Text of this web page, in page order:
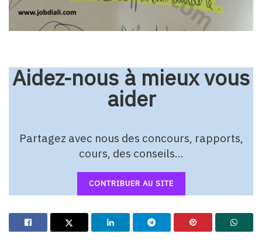
Aidez-nous à mieux vous
aider
Partagez avec nous des concours, rapports,
cours, des conseils…
CONTRIBUER AU SITE